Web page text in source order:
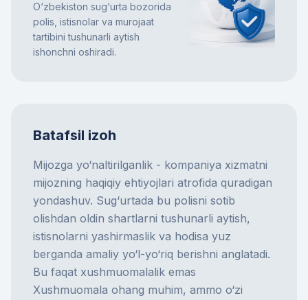
O‘zbekiston sug‘urta bozorida
polis, istisnolar va murojaat
tartibini tushunarli aytish
ishonchni oshiradi.
Batafsil izoh
Mijozga yo‘naltirilganlik - kompaniya xizmatni
mijozning haqiqiy ehtiyojlari atrofida quradigan
yondashuv. Sug‘urtada bu polisni sotib
olishdan oldin shartlarni tushunarli aytish,
istisnolarni yashirmaslik va hodisa yuz
berganda amaliy yo‘l-yo‘riq berishni anglatadi.
Bu faqat xushmuomalalik emas
Xushmuomala ohang muhim, ammo o‘zi